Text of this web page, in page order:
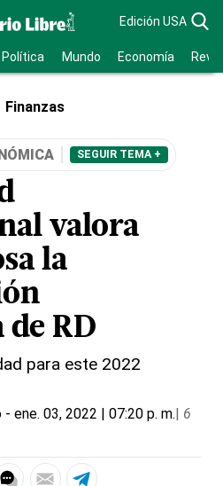
Edición USA
Política Mundo Economía
Finanzas
SEGUIR TEMA +
valora
la
RD
para este 2022
- ene. 03, 2022 | 07:20 p. m.| 6